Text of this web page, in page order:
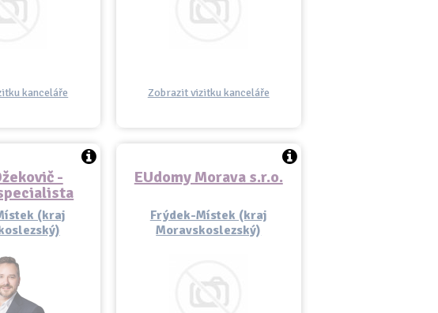
kanceláře Zobrazit vizitku kanceláře
-
(kraj
EUdomy Morava s.r.o.
Frýdek-Místek (kraj
Moravskoslezský)